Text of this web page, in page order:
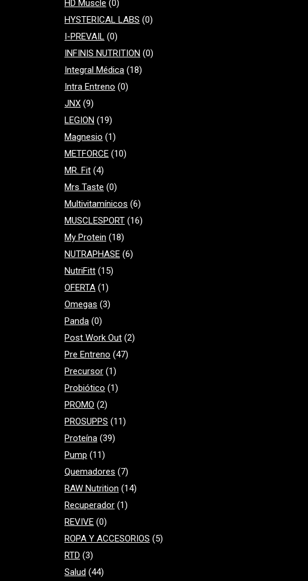
HD Muscle (0)
HYSTERICAL LABS (0)
I-PREVAIL (0)
INFINIS NUTRITION (0)
Integral Médica (18)
Intra Entreno (0)
JNX (9)
LEGION (19)
Magnesio (1)
METFORCE (10)
MR. Fit (4)
Mrs Taste (0)
Multivitamínicos (6)
MUSCLESPORT (16)
My Protein (18)
NUTRAPHASE (6)
NutriFitt (15)
OFERTA (1)
Omegas (3)
Panda (0)
Post Work Out (2)
Pre Entreno (47)
Precursor (1)
Probiótico (1)
PROMO (2)
PROSUPPS (11)
Proteína (39)
Pump (11)
Quemadores (7)
RAW Nutrition (14)
Recuperador (1)
REVIVE (0)
ROPA Y ACCESORIOS (5)
RTD (3)
Salud (44)